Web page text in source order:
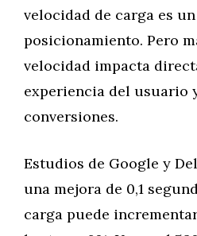
velocidad de carga es
posicionamiento. Pero
velocidad impacta
experiencia del usuario
conversiones.
Estudios de Google y
una mejora de 0,1
carga puede